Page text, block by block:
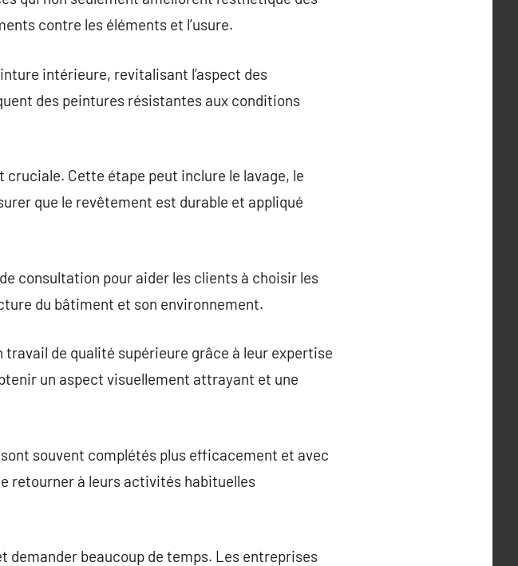
contre les éléments et l’usure.
intérieure, revitalisant l’aspect des
des peintures résistantes aux conditions
Cette étape peut inclure le lavage, le
que le revêtement est durable et appliqué
consultation pour aider les clients à choisir les
du bâtiment et son environnement.
de qualité supérieure grâce à leur expertise
un aspect visuellement attrayant et une
souvent complétés plus efficacement et avec
retourner à leurs activités habituelles
beaucoup de temps. Les entreprises